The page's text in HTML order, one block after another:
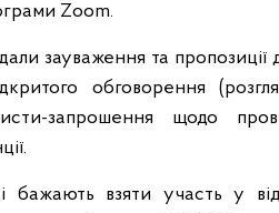
Zoom.
зауваження та
обговорення
запрошення щодо
бажають взяти участь у